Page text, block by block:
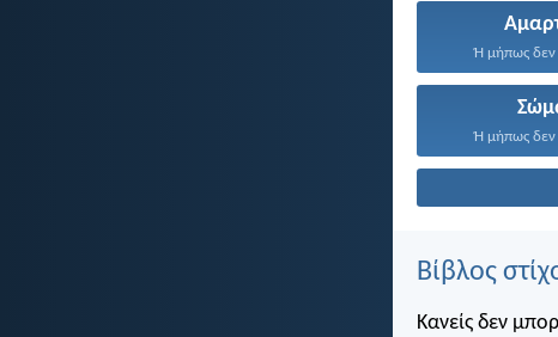
Ή μήπως δεν
Ή μήπως δεν
Βίβλος
Κανείς δεν